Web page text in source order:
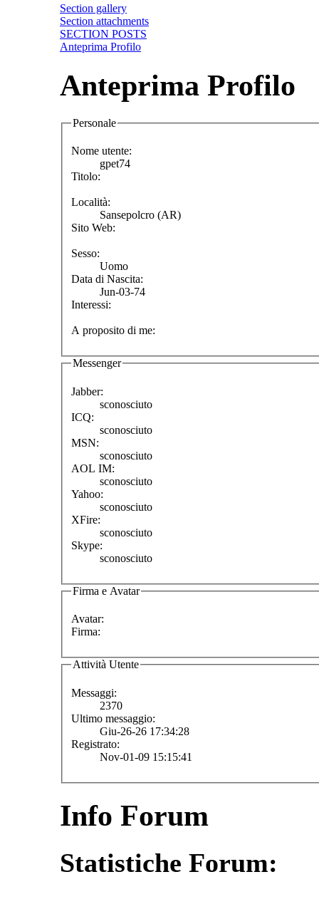
Section gallery
Section attachments
SECTION POSTS
Anteprima Profilo
Anteprima Profilo
Personale
Nome utente:
gpet74
Titolo:
Località:
Sansepolcro (AR)
Sito Web:
Sesso:
Uomo
Data di Nascita:
Jun-03-74
Interessi:
A proposito di me:
Messenger
Jabber:
sconosciuto
ICQ:
sconosciuto
MSN:
sconosciuto
AOL IM:
sconosciuto
Yahoo:
sconosciuto
XFire:
sconosciuto
Skype:
sconosciuto
Firma e Avatar
Avatar:
Firma:
Attività Utente
Messaggi:
2370
Ultimo messaggio:
Giu-26-26 17:34:28
Registrato:
Nov-01-09 15:15:41
Info Forum
Statistiche Forum: